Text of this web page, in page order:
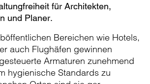
für Architekten,
und Planer.
Bereichen wie Hotels,
auch Flughäfen gewinnen
Armaturen zunehmend
hygienische Standards zu